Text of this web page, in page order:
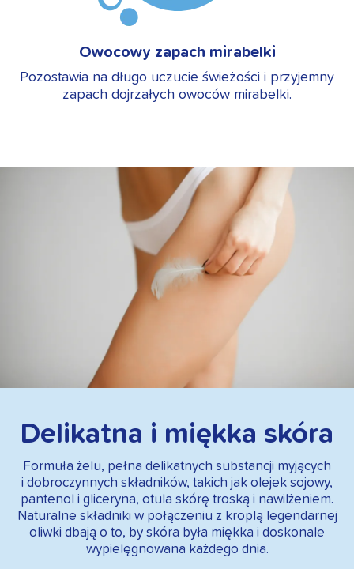
Owocowy zapach mirabelki
Pozostawia na długo uczucie świeżości i przyjemny
zapach dojrzałych owoców mirabelki.
Delikatna i miękka skóra
Formuła żelu, pełna delikatnych substancji myjących
i dobroczynnych składników, takich jak olejek sojowy,
pantenol i gliceryna, otula skórę troską i nawilżeniem.
Naturalne składniki w połączeniu z kroplą legendarnej
oliwki dbają o to, by skóra była miękka i doskonale
wypielęgnowana każdego dnia.